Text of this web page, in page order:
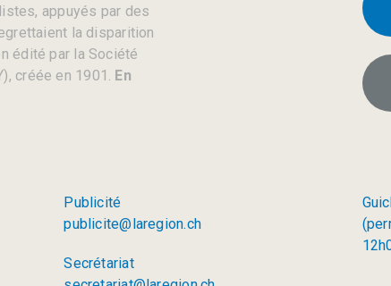
appuyés par des
la disparition
édité par la Société
créée en 1901. En
Publicité
publicite@laregion.ch
Secrétariat